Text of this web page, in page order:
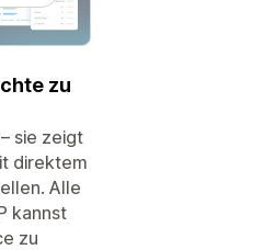
zu
sie zeigt
direktem
Alle
kannst
zu